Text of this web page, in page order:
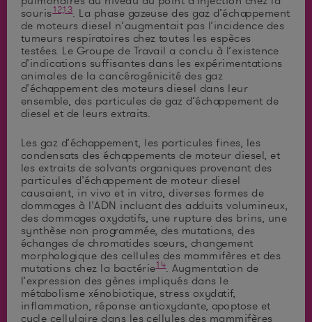
souris12,13. La phase gazeuse des gaz d’échappement
de moteurs diesel n’augmentait pas l’incidence des
tumeurs respiratoires chez toutes les espèces
testées. Le Groupe de Travail a conclu à l’existence
d’indications suffisantes dans les expérimentations
animales de la cancérogénicité des gaz
d’échappement des moteurs diesel dans leur
ensemble, des particules de gaz d’échappement de
diesel et de leurs extraits.
Les gaz d’échappement, les particules fines, les
condensats des échappements de moteur diesel, et
les extraits de solvants organiques provenant des
particules d’échappement de moteur diesel
causaient, in vivo et in vitro, diverses formes de
dommages à l’ADN incluant des adduits volumineux,
des dommages oxydatifs, une rupture des brins, une
synthèse non programmée, des mutations, des
échanges de chromatides sœurs, changement
morphologique des cellules des mammifères et des
mutations chez la bactérie14. Augmentation de
l’expression des gènes impliqués dans le
métabolisme xénobiotique, stress oxydatif,
inflammation, réponse antioxydante, apoptose et
cycle cellulaire dans les cellules des mammifères